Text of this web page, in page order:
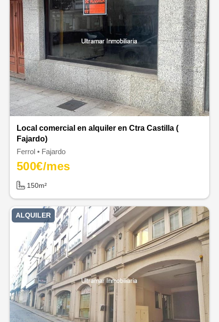
Local comercial en alquiler en Ctra Castilla (
Fajardo)
500€/mes
150m²
Ferrol Fajardo
ALQUILER